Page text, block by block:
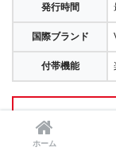
発行時間
国際ブランド
付帯機能
楽天ポイントが貯
年会費は
ホーム